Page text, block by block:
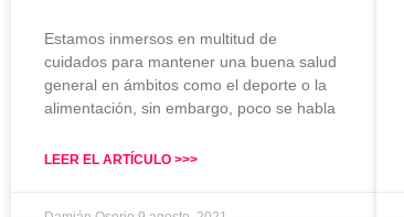
Estamos inmersos en multitud de
cuidados para mantener una buena salud
general en ámbitos como el deporte o la
alimentación, sin embargo, poco se habla
LEER EL ARTÍCULO >>>